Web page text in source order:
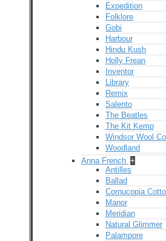
Expedition
Folklore
Gobi
Harbour
Hindu Kush
Holly Frean
Inventor
Library
Remix
Salento
The Beatles
The Kit Kemp
Windsor Wool
Woodland
Anna French +
Antilles
Ballad
Cornucopia
Manor
Meridian
Natural Glimmer
Palampore